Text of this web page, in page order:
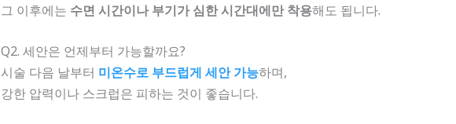
그 이후에는 수면 시간이나 부기가 심한 시간대에만 착용해도 됩니다.
Q2. 세안은 언제부터 가능할까요?
시술 다음 날부터 미온수로 부드럽게 세안 가능하며,
강한 압력이나 스크럽은 피하는 것이 좋습니다.